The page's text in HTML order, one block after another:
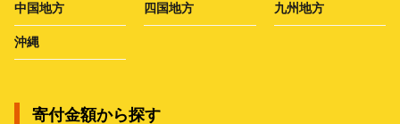
中国地方 四国地方 九州地方
沖縄
寄付金額から探す